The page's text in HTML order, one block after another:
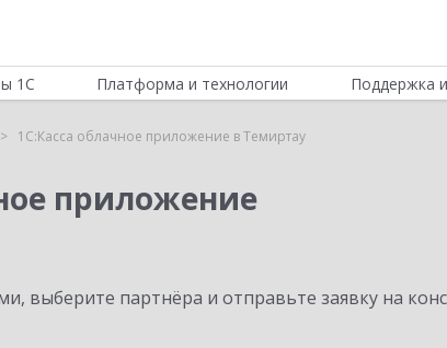
1С Платформа и технологии Поддержка
1С:Касса облачное приложение в Темиртау
приложение
выберите партнёра и отправьте заявку на